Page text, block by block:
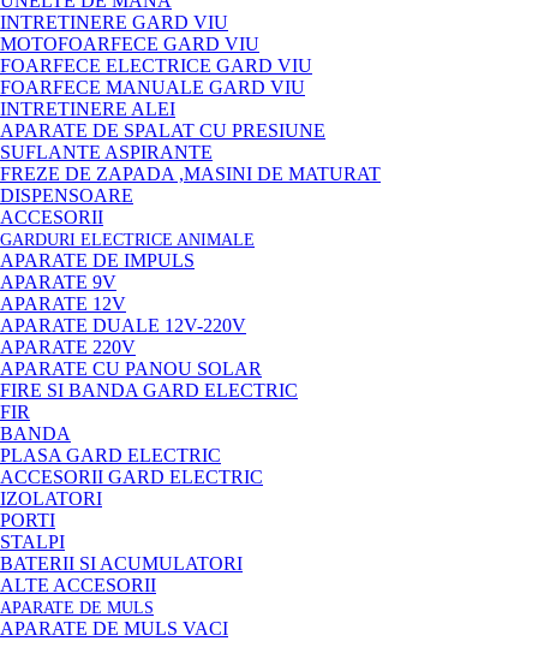
INTRETINERE GARD VIU
MOTOFOARFECE GARD VIU
FOARFECE ELECTRICE GARD VIU
FOARFECE MANUALE GARD VIU
INTRETINERE ALEI
APARATE DE SPALAT CU PRESIUNE
SUFLANTE ASPIRANTE
FREZE DE ZAPADA ,MASINI DE MATURAT
DISPENSOARE
ACCESORII
GARDURI ELECTRICE ANIMALE
APARATE DE IMPULS
APARATE 9V
APARATE 12V
APARATE DUALE 12V-220V
APARATE 220V
APARATE CU PANOU SOLAR
FIRE SI BANDA GARD ELECTRIC
FIR
BANDA
PLASA GARD ELECTRIC
ACCESORII GARD ELECTRIC
IZOLATORI
PORTI
STALPI
BATERII SI ACUMULATORI
ALTE ACCESORII
APARATE DE MULS
APARATE DE MULS VACI